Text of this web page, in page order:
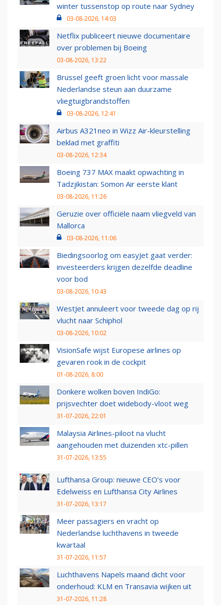
winter tussenstop op route naar Sydney
03-08-2026, 14:03
Netflix publiceert nieuwe documentaire
over problemen bij Boeing
03-08-2026, 13:22
Brussel geeft groen licht voor massale
Nederlandse steun aan duurzame
vliegtuigbrandstoffen
03-08-2026, 12:41
Airbus A321neo in Wizz Air-kleurstelling
beklad met graffiti
03-08-2026, 12:34
Boeing 737 MAX maakt opwachting in
Tadzjikistan: Somon Air eerste klant
03-08-2026, 11:26
Geruzie over officiële naam vliegveld van
Mallorca
03-08-2026, 11:06
Biedingsoorlog om easyJet gaat verder:
investeerders krijgen dezelfde deadline
voor bod
03-08-2026, 10:43
WestJet annuleert voor tweede dag op rij
vlucht naar Schiphol
03-08-2026, 10:02
VisionSafe wijst Europese airlines op
gevaren rook in de cockpit
01-08-2026, 8:00
Donkere wolken boven IndiGo:
prijsvechter doet widebody-vloot weg
31-07-2026, 22:01
Malaysia Airlines-piloot na vlucht
aangehouden met duizenden xtc-pillen
31-07-2026, 13:55
Lufthansa Group: nieuwe CEO’s voor
Edelweiss en Lufthansa City Airlines
31-07-2026, 13:17
Meer passagiers en vracht op
Nederlandse luchthavens in tweede
kwartaal
31-07-2026, 11:57
Luchthavens Napels maand dicht voor
onderhoud: KLM en Transavia wijken uit
31-07-2026, 11:28